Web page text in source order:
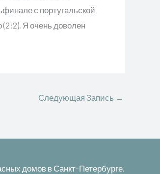
с португальской
(2:2). Я очень доволен
Следующая Запись →
домов в Санкт-Петербурге.